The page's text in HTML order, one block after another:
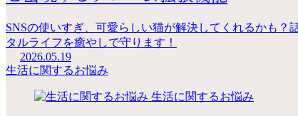
SNSの使いすぎ、可愛らしい猫が解決してくれるかも
タルライフを癒やしで守ります！
2026.05.19
生活に関するお悩み
生活に関するお悩み